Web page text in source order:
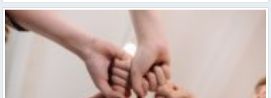
Pievienojies vairāk kā 1,2 miljoniem digitālās identitātes Smart-ID